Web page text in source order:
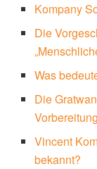
Kompany
Die
Was
Die
Vorbereitung
Vincent
bekannt?